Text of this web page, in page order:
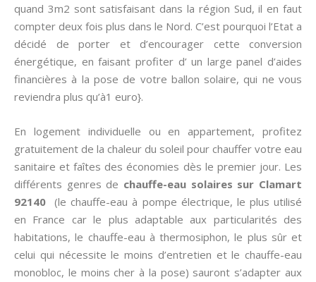
quand 3m2 sont satisfaisant dans la région Sud, il en faut
compter deux fois plus dans le Nord. C’est pourquoi l’Etat a
décidé de porter et d’encourager cette conversion
énergétique, en faisant profiter d’ un large panel d’aides
financières à la pose de votre ballon solaire, qui ne vous
reviendra plus qu’à1 euro}.
En logement individuelle ou en appartement, profitez
gratuitement de la chaleur du soleil pour chauffer votre eau
sanitaire et faîtes des économies dès le premier jour. Les
différents genres de chauffe-eau solaires sur Clamart
92140 (le chauffe-eau à pompe électrique, le plus utilisé
en France car le plus adaptable aux particularités des
habitations, le chauffe-eau à thermosiphon, le plus sûr et
celui qui nécessite le moins d’entretien et le chauffe-eau
monobloc, le moins cher à la pose) sauront s’adapter aux